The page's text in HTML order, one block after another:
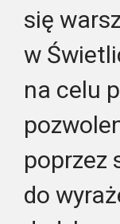
się
w
na celu
poprzez
do